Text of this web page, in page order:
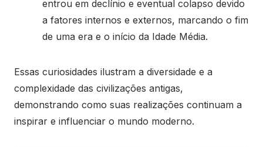
entrou em declínio e eventual colapso devido
a fatores internos e externos, marcando o fim
de uma era e o início da Idade Média.
Essas curiosidades ilustram a diversidade e a
complexidade das civilizações antigas,
demonstrando como suas realizações continuam a
inspirar e influenciar o mundo moderno.